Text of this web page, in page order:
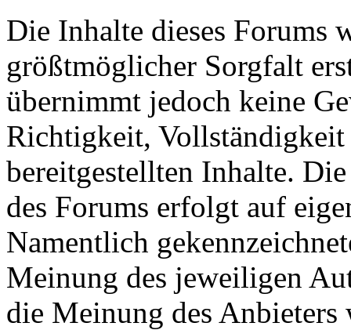
Die Inhalte dieses Forums
größtmöglicher Sorgfalt
übernimmt jedoch keine
Richtigkeit,
bereitgestellten Inhalte.
des Forums erfolgt auf
Namentlich
Meinung des jeweiligen
die Meinung des Anbieters